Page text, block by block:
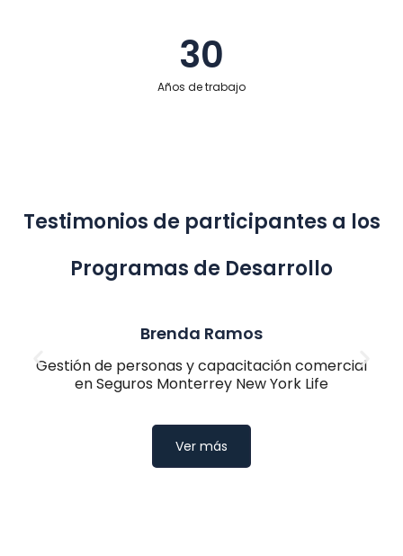
30
Años de trabajo
Testimonios de participantes a los
Programas de Desarrollo
Pureza Guerrero
Gerente en Agilethought
Ver más